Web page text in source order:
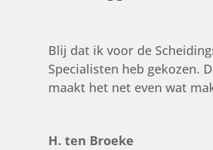
Blij dat ik voor de
Specialisten heb gekozen.
maakt het net even wat
H. ten Broeke